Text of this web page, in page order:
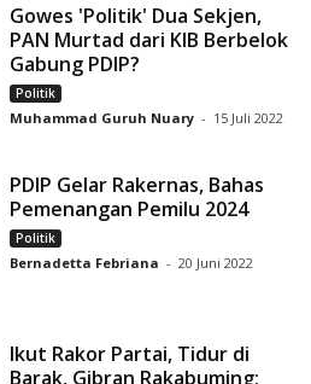
Gowes 'Politik' Dua Sekjen,
PAN Murtad dari KIB Berbelok
Gabung PDIP?
Politik
Muhammad Guruh Nuary - 15 Juli 2022
PDIP Gelar Rakernas, Bahas
Pemenangan Pemilu 2024
Politik
Bernadetta Febriana - 20 Juni 2022
Ikut Rakor Partai, Tidur di
Barak, Gibran Rakabuming: